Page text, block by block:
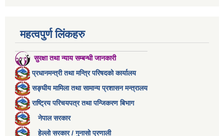
महत्वपुर्ण लिंकहरु
सुरक्षा तथा न्याय सम्बन्धी जानकारी
प्रधानमन्त्री तथा मन्त्रि परिषदको कार्यालय
सङ्घीय मामिला तथा सामान्य प्रशासन मन्त्रालय
राष्ट्रिय परिचयपत्र तथा पन्जिकरण बिभाग
नेपाल सरकार
हेल्लो सरकार / गुनासो प्रणाली